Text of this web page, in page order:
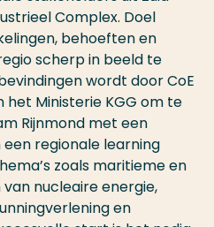
Complex. Doel
behoeften en
scherp in beeld te
wordt door CoE
het Ministerie KGG om te
Rijnmond met een
regionale learning
zoals maritieme en
nucleaire energie,
en